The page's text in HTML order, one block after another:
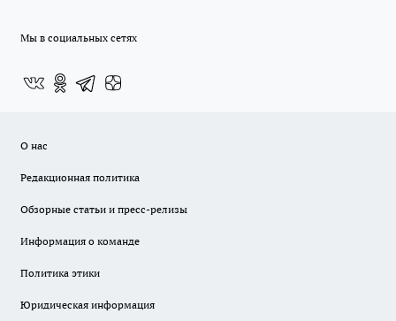
Мы в социальных сетях
О нас
Редакционная политика
Обзорные статьи и пресс-релизы
Информация о команде
Политика этики
Юридическая информация